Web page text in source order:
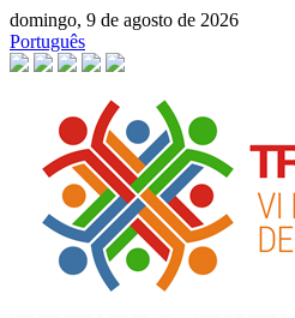
domingo, 9 de agosto de 2026
Português